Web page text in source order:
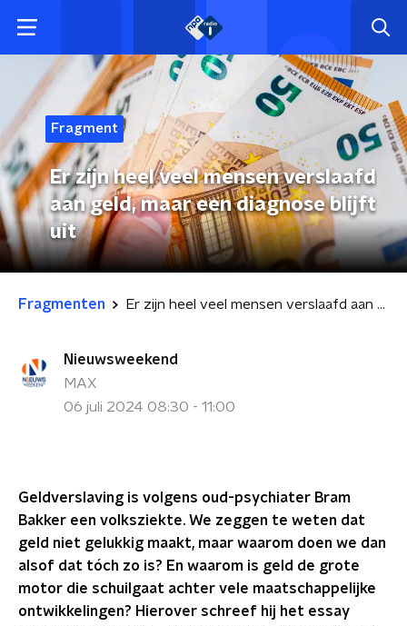
Fragment
Er zijn heel veel mensen verslaafd
aan geld, maar een diagnose blijft
uit
Fragmenten Er zijn heel veel mensen verslaafd aan geld, maar een diagnose blijft uit
Nieuwsweekend
MAX
06 juli 2024 08:30 - 11:00
Geldverslaving is volgens oud-psychiater Bram
Bakker een volksziekte. We zeggen te weten dat
geld niet gelukkig maakt, maar waarom doen we dan
alsof dat tóch zo is? En waarom is geld de grote
motor die schuilgaat achter vele maatschappelijke
ontwikkelingen? Hierover schreef hij het essay